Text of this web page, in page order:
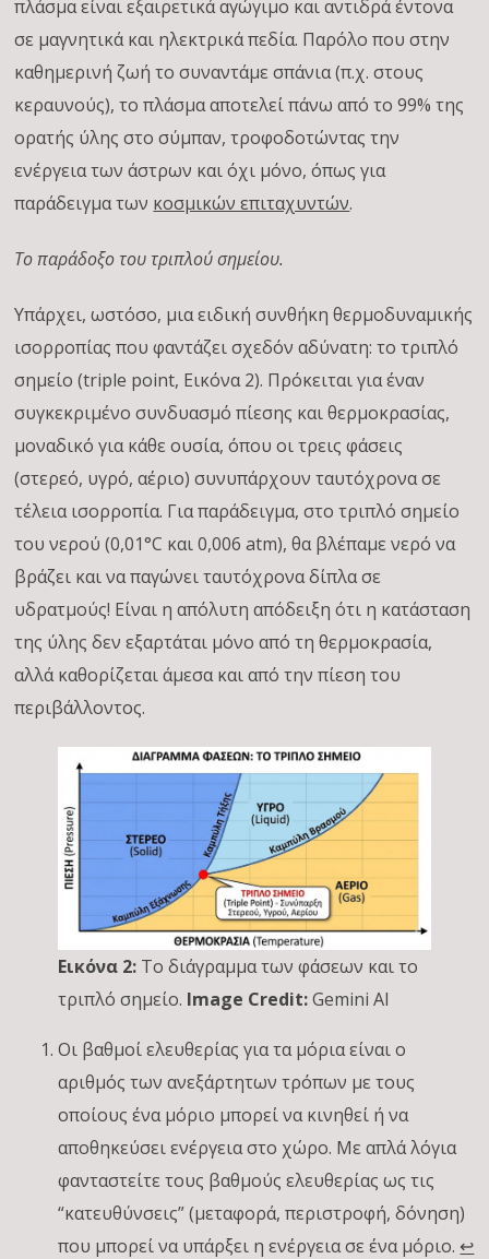
πλάσμα είναι εξαιρετικά αγώγιμο και αντιδρά έντονα
σε μαγνητικά και ηλεκτρικά πεδία. Παρόλο που στην
καθημερινή ζωή το συναντάμε σπάνια (π.χ. στους
κεραυνούς), το πλάσμα αποτελεί πάνω από το 99% της
ορατής ύλης στο σύμπαν, τροφοδοτώντας την
ενέργεια των άστρων και όχι μόνο, όπως για
παράδειγμα των κοσμικών επιταχυντών.
Το παράδοξο του τριπλού σημείου.
Υπάρχει, ωστόσο, μια ειδική συνθήκη θερμοδυναμικής
ισορροπίας που φαντάζει σχεδόν αδύνατη: το τριπλό
σημείο (triple point, Εικόνα 2). Πρόκειται για έναν
συγκεκριμένο συνδυασμό πίεσης και θερμοκρασίας,
μοναδικό για κάθε ουσία, όπου οι τρεις φάσεις
(στερεό, υγρό, αέριο) συνυπάρχουν ταυτόχρονα σε
τέλεια ισορροπία. Για παράδειγμα, στο τριπλό σημείο
του νερού (0,01°C και 0,006 atm), θα βλέπαμε νερό να
βράζει και να παγώνει ταυτόχρονα δίπλα σε
υδρατμούς! Είναι η απόλυτη απόδειξη ότι η κατάσταση
της ύλης δεν εξαρτάται μόνο από τη θερμοκρασία,
αλλά καθορίζεται άμεσα και από την πίεση του
περιβάλλοντος.
Εικόνα 2: Το διάγραμμα των φάσεων και το
τριπλό σημείο. Image Credit:Gemini AI
Οι βαθμοί ελευθερίας για τα μόρια είναι ο
αριθμός των ανεξάρτητων τρόπων με τους
οποίους ένα μόριο μπορεί να κινηθεί ή να
αποθηκεύσει ενέργεια στο χώρο. Με απλά λόγια
φανταστείτε τους βαθμούς ελευθερίας ως τις
“κατευθύνσεις” (μεταφορά, περιστροφή, δόνηση)
που μπορεί να υπάρξει η ενέργεια σε ένα μόριο. ↩︎